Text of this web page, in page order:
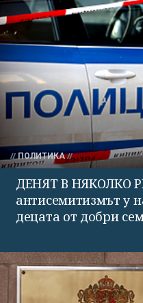
ПОЛИТИКА
ДЕНЯТ В НЯКОЛКО
антисемитизмът у
децата от добри